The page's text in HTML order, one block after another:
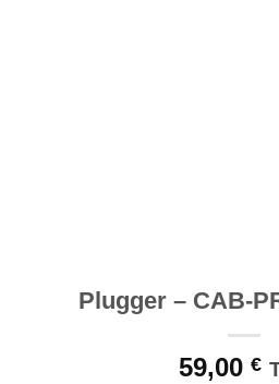
Plugger – CAB-
59,00 €